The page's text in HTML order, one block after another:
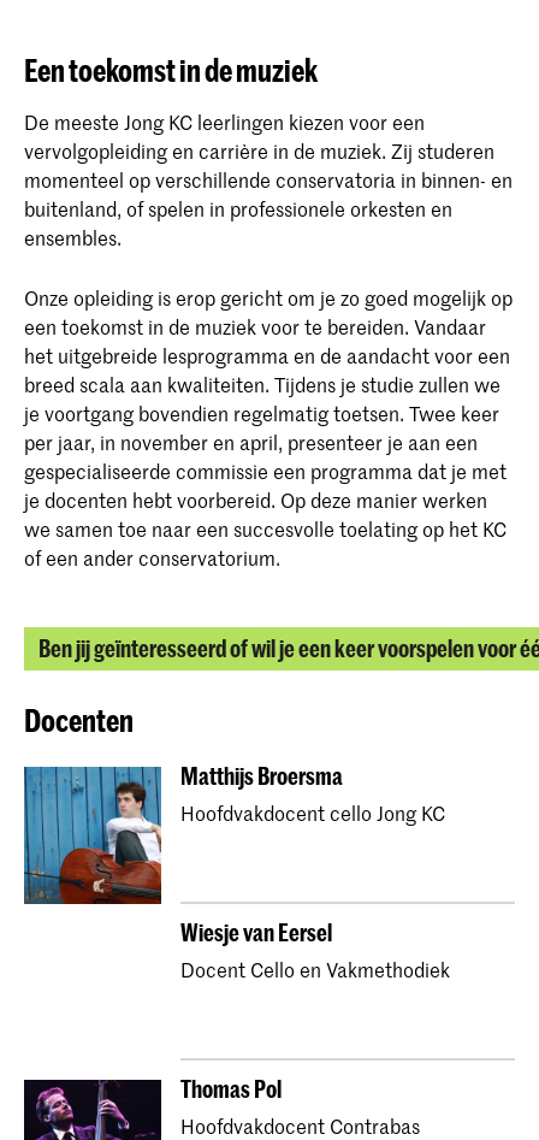
Een toekomst in de muziek
De meeste Jong KC leerlingen kiezen voor een
vervolgopleiding en carrière in de muziek. Zij studeren
momenteel op verschillende conservatoria in binnen- en
buitenland, of spelen in professionele orkesten en
ensembles.
Onze opleiding is erop gericht om je zo goed mogelijk op
een toekomst in de muziek voor te bereiden. Vandaar
het uitgebreide lesprogramma en de aandacht voor een
breed scala aan kwaliteiten. Tijdens je studie zullen we
je voortgang bovendien regelmatig toetsen. Twee keer
per jaar, in november en april, presenteer je aan een
gespecialiseerde commissie een programma dat je met
je docenten hebt voorbereid. Op deze manier werken
we samen toe naar een succesvolle toelating op het KC
of een ander conservatorium.
Ben jij geïnteresseerd of wil je een keer voorspelen voor
Docenten
Matthijs Broersma
Hoofdvakdocent cello Jong KC
Wiesje van Eersel
Docent Cello en Vakmethodiek
Thomas Pol
Hoofdvakdocent Contrabas